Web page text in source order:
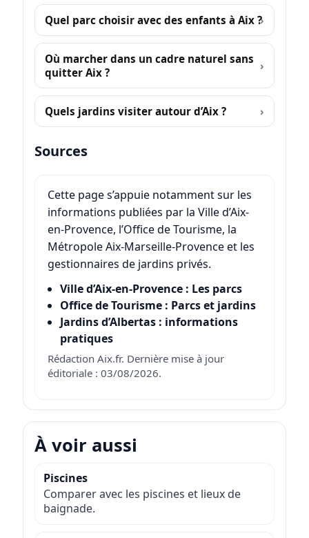
Quel parc choisir avec des enfants à Aix ?
Où marcher dans un cadre naturel sans
quitter Aix ?
Quels jardins visiter autour d’Aix ?
Sources
Cette page s’appuie notamment sur les
informations publiées par la Ville d’Aix-
en-Provence, l’Office de Tourisme, la
Métropole Aix-Marseille-Provence et les
gestionnaires de jardins privés.
Ville d’Aix-en-Provence : Les parcs
Office de Tourisme : Parcs et jardins
Jardins d’Albertas : informations
pratiques
Rédaction Aix.fr. Dernière mise à jour
éditoriale : 03/08/2026.
À voir aussi
Piscines
Comparer avec les piscines et lieux de
baignade.